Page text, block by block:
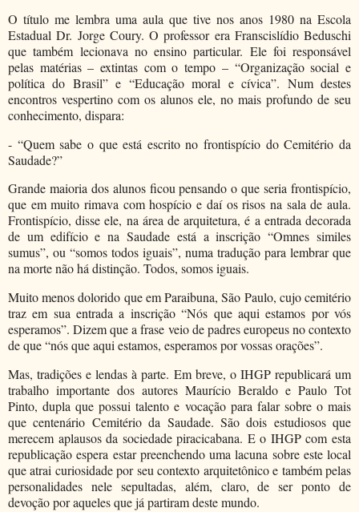
O título me lembra uma aula que tive nos anos 1980 na Escola
Estadual Dr. Jorge Coury. O professor era Franscislídio Beduschi
que também lecionava no ensino particular. Ele foi responsável
pelas matérias – extintas com o tempo – “Organização social e
política do Brasil” e “Educação moral e cívica”. Num destes
encontros vespertino com os alunos ele, no mais profundo de seu
conhecimento, dispara:
- “Quem sabe o que está escrito no frontispício do Cemitério da
Saudade?”
Grande maioria dos alunos ficou pensando o que seria frontispício,
que em muito rimava com hospício e daí os risos na sala de aula.
Frontispício, disse ele, na área de arquitetura, é a entrada decorada
de um edifício e na Saudade está a inscrição “Omnes similes
sumus”, ou “somos todos iguais”, numa tradução para lembrar que
na morte não há distinção. Todos, somos iguais.
Muito menos dolorido que em Paraibuna, São Paulo, cujo cemitério
traz em sua entrada a inscrição “Nós que aqui estamos por vós
esperamos”. Dizem que a frase veio de padres europeus no contexto
de que “nós que aqui estamos, esperamos por vossas orações”.
Mas, tradições e lendas à parte. Em breve, o IHGP republicará um
trabalho importante dos autores Maurício Beraldo e Paulo Tot
Pinto, dupla que possui talento e vocação para falar sobre o mais
que centenário Cemitério da Saudade. São dois estudiosos que
merecem aplausos da sociedade piracicabana. E o IHGP com esta
republicação espera estar preenchendo uma lacuna sobre este local
que atrai curiosidade por seu contexto arquitetônico e também pelas
personalidades nele sepultadas, além, claro, de ser ponto de
devoção por aqueles que já partiram deste mundo.